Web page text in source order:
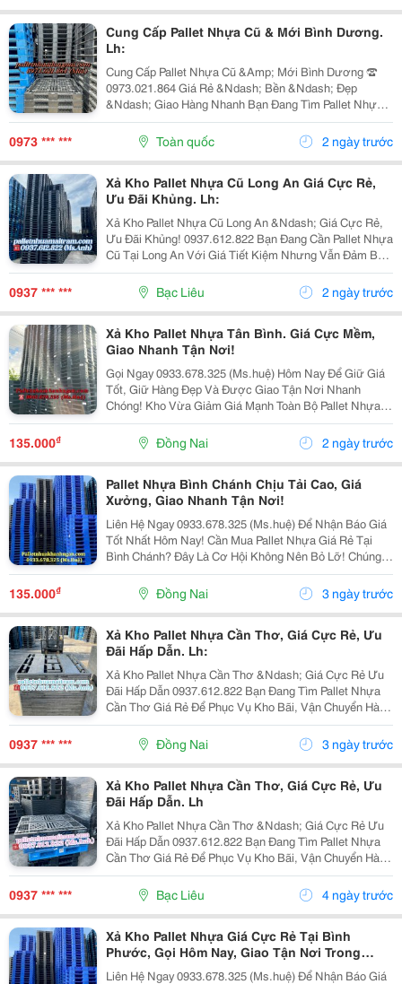
Cung Cấp Pallet Nhựa Cũ & Mới Bình Dương.
Lh:
Cung Cấp Pallet Nhựa Cũ &Amp; Mới Bình Dương ☎️
0973.021.864 Giá Rẻ &Ndash; Bền &Ndash; Đẹp
&Ndash; Giao Hàng Nhanh Bạn Đang Tìm Pallet Nhựa
Bình Dương Chất Lượng Với Mức Giá Hợp Lý? Cần
Pallet Nhựa Cho Kho Hàng, Nhà Xưởng, Vận Chuyển
Hoặc Xuất...
0973 *** *** Toàn quốc 2 ngày trước
Xả Kho Pallet Nhựa Cũ Long An Giá Cực Rẻ,
Ưu Đãi Khủng. Lh:
Xả Kho Pallet Nhựa Cũ Long An &Ndash; Giá Cực Rẻ,
Ưu Đãi Khủng! 0937.612.822 Bạn Đang Cần Pallet Nhựa
Cũ Tại Long An Với Giá Tiết Kiệm Nhưng Vẫn Đảm Bảo
Chất Lượng? Đừng Bỏ Lỡ Chương Trình Xả Kho Số
Lượng Lớn Với Mức Giá Cực Ưu Đãi! ✅ Sản Phẩm...
0937 *** *** Bạc Liêu 2 ngày trước
Xả Kho Pallet Nhựa Tân Bình. Giá Cực Mềm,
Giao Nhanh Tận Nơi!
Gọi Ngay 0933.678.325 (Ms.huệ) Hôm Nay Để Giữ Giá
Tốt, Giữ Hàng Đẹp Và Được Giao Tận Nơi Nhanh
Chóng! Kho Vừa Giảm Giá Mạnh Toàn Bộ Pallet Nhựa
Tại Tân Bình ! Đây Là Cơ Hội Hiếm Để Mua Pallet Chất
Lượng Với Giá Thấp Hơn Thị Trường , Giúp Doanh...
135.000₫ Đồng Nai 2 ngày trước
Pallet Nhựa Bình Chánh Chịu Tải Cao, Giá
Xưởng, Giao Nhanh Tận Nơi!
Liên Hệ Ngay 0933.678.325 (Ms.huệ) Để Nhận Báo Giá
Tốt Nhất Hôm Nay! Cần Mua Pallet Nhựa Giá Rẻ Tại
Bình Chánh? Đây Là Cơ Hội Không Nên Bỏ Lỡ! Chúng
Tôi Đang Xả Kho Hàng Nghìn Pallet Nhựa Cũ Và Mới
Với Mức Giá Cực Kỳ Ưu Đãi, Phù Hợp Cho Kho...
135.000₫ Đồng Nai 3 ngày trước
Xả Kho Pallet Nhựa Cần Thơ, Giá Cực Rẻ, Ưu
Đãi Hấp Dẫn. Lh:
Xả Kho Pallet Nhựa Cần Thơ &Ndash; Giá Cực Rẻ Ưu
Đãi Hấp Dẫn 0937.612.822 Bạn Đang Tìm Pallet Nhựa
Cần Thơ Giá Rẻ Để Phục Vụ Kho Bãi, Vận Chuyển Hàng
Hóa Hay Xuất Khẩu? Đây Chính Là Cơ Hội Không Nên
Bỏ Lỡ! ✅ Vì Sao Nên Chọn Pallet Nhựa Xả Kho? ...
0937 *** *** Đồng Nai 3 ngày trước
Xả Kho Pallet Nhựa Cần Thơ, Giá Cực Rẻ, Ưu
Đãi Hấp Dẫn. Lh
Xả Kho Pallet Nhựa Cần Thơ &Ndash; Giá Cực Rẻ Ưu
Đãi Hấp Dẫn 0937.612.822 Bạn Đang Tìm Pallet Nhựa
Cần Thơ Giá Rẻ Để Phục Vụ Kho Bãi, Vận Chuyển Hàng
Hóa Hay Xuất Khẩu? Đây Chính Là Cơ Hội Không Nên
Bỏ Lỡ! ✅ Vì Sao Nên Chọn Pallet Nhựa Xả Kho? ...
0937 *** *** Bạc Liêu 4 ngày trước
Xả Kho Pallet Nhựa Giá Cực Rẻ Tại Bình
Phước, Gọi Hôm Nay, Giao Tận Nơi Trong
Ngày!
Liên Hệ Ngay 0933.678.325 (Ms.huệ) Để Nhận Báo Giá